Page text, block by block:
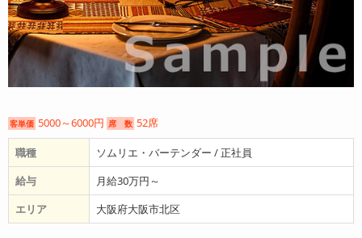
客単価 5000～6000円 席 数 52席
職種
ソムリエ・バーテンダー / 正社員
給与
月給30万円～
エリア
大阪府大阪市北区